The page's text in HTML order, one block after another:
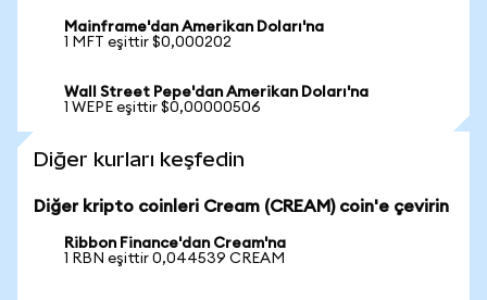
Mainframe'dan Amerikan Doları'na
1 MFT eşittir $0,000202
Wall Street Pepe'dan Amerikan Doları'na
1 WEPE eşittir $0,00000506
Diğer kurları keşfedin
Diğer kripto coinleri Cream (CREAM) coin'e çevirin
Ribbon Finance'dan Cream'na
1 RBN eşittir 0,044539 CREAM